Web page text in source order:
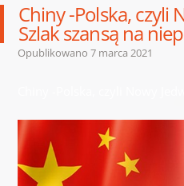
Chiny -Polska, czyli
Szlak szansą na
Opublikowano 7 marca 2021